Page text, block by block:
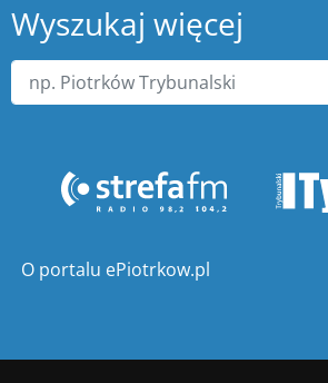
Wyszukaj więcej
O portalu ePiotrkow.pl